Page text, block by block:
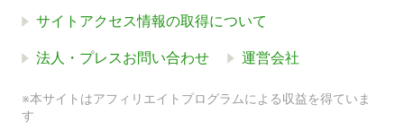
サイトアクセス情報の取得について
法人・プレスお問い合わせ 運営会社
※本サイトはアフィリエイトプログラムによる収益を得ていま
す